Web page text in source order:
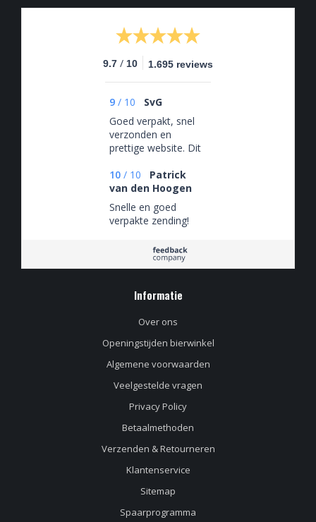
9.7 / 10 1.695 reviews
9 / 10
SvG
Goed verpakt, snel
verzonden en
prettige website. Dit
ervaring maar ik heb
hier keer op keer van
kunnen genieten.
10 / 10
Patrick
van den Hoogen
Snelle en goed
verpakte zending!
Informatie
Over ons
Openingstijden bierwinkel
Algemene voorwaarden
Veelgestelde vragen
Privacy Policy
Betaalmethoden
Verzenden & Retourneren
Klantenservice
Sitemap
Spaarprogramma